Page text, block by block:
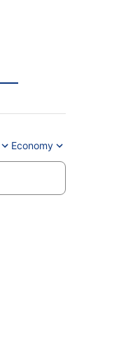
Economy